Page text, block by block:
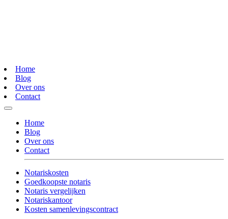
Home
Blog
Over ons
Contact
Home
Blog
Over ons
Contact
Notariskosten
Goedkoopste notaris
Notaris vergelijken
Notariskantoor
Kosten samenlevingscontract